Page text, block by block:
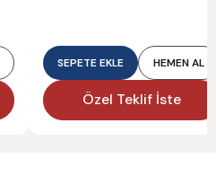
SEPETE EKLE HEMEN AL
Özel Teklif İste